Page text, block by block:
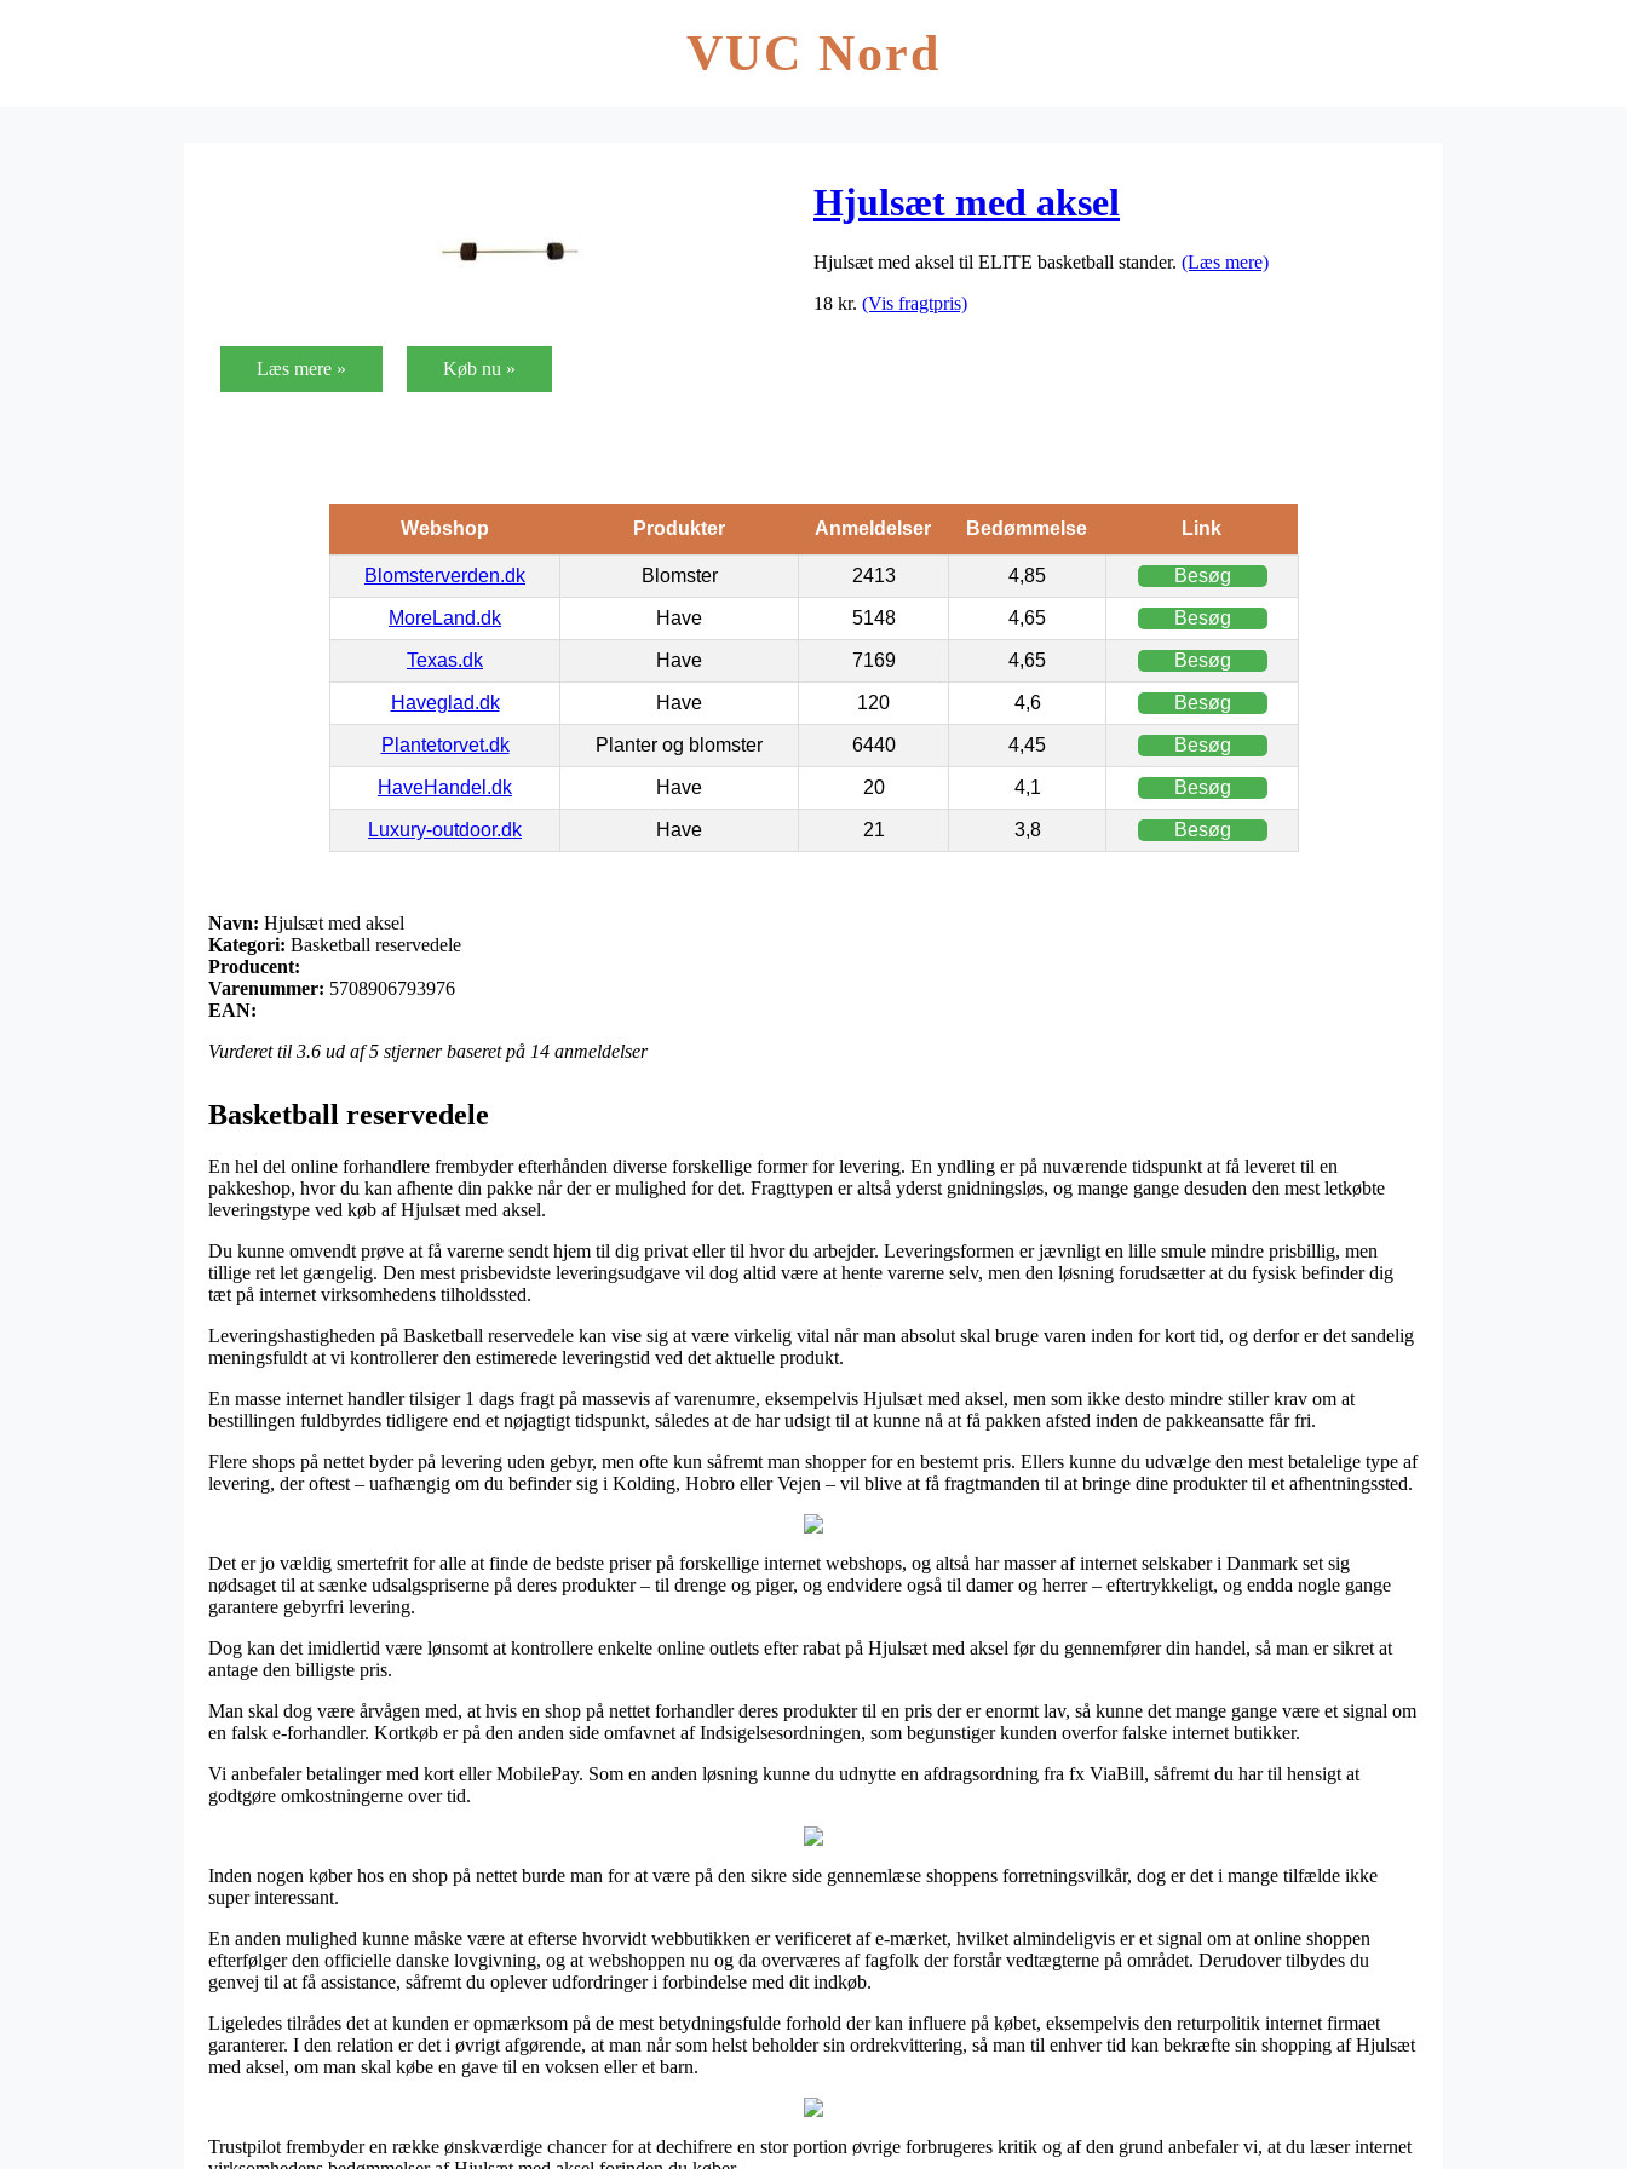
VUC Nord
Hjulsæt med aksel
Hjulsæt med aksel til ELITE basketball stander. (Læs mere)
18 kr. (Vis fragtpris)
Læs mere » Køb nu »
Webshop Produkter Anmeldelser Bedømmelse Link
Blomsterverden.dk Blomster 2413 4,85 Besøg
MoreLand.dk Have 5148 4,65 Besøg
Texas.dk Have 7169 4,65 Besøg
Haveglad.dk Have 120 4,6 Besøg
Plantetorvet.dk Planter og blomster 6440 4,45 Besøg
HaveHandel.dk Have 20 4,1 Besøg
Luxury-outdoor.dk Have 21 3,8 Besøg
Navn: Hjulsæt med aksel
Kategori: Basketball reservedele
Producent:
Varenummer: 5708906793976
EAN:
Vurderet til 3.6 ud af 5 stjerner baseret på 14 anmeldelser
Basketball reservedele
En hel del online forhandlere frembyder efterhånden diverse forskellige former for levering. En yndling er på nuværende tidspunkt at få leveret til en
pakkeshop, hvor du kan afhente din pakke når der er mulighed for det. Fragttypen er altså yderst gnidningsløs, og mange gange desuden den mest letkøbte
leveringstype ved køb af Hjulsæt med aksel.
Du kunne omvendt prøve at få varerne sendt hjem til dig privat eller til hvor du arbejder. Leveringsformen er jævnligt en lille smule mindre prisbillig, men
tillige ret let gængelig. Den mest prisbevidste leveringsudgave vil dog altid være at hente varerne selv, men den løsning forudsætter at du fysisk befinder dig
tæt på internet virksomhedens tilholdssted.
Leveringshastigheden på Basketball reservedele kan vise sig at være virkelig vital når man absolut skal bruge varen inden for kort tid, og derfor er det sandelig
meningsfuldt at vi kontrollerer den estimerede leveringstid ved det aktuelle produkt.
En masse internet handler tilsiger 1 dags fragt på massevis af varenumre, eksempelvis Hjulsæt med aksel, men som ikke desto mindre stiller krav om at
bestillingen fuldbyrdes tidligere end et nøjagtigt tidspunkt, således at de har udsigt til at kunne nå at få pakken afsted inden de pakkeansatte får fri.
Flere shops på nettet byder på levering uden gebyr, men ofte kun såfremt man shopper for en bestemt pris. Ellers kunne du udvælge den mest betalelige type af
levering, der oftest – uafhængig om du befinder sig i Kolding, Hobro eller Vejen – vil blive at få fragtmanden til at bringe dine produkter til et afhentningssted.
Det er jo vældig smertefrit for alle at finde de bedste priser på forskellige internet webshops, og altså har masser af internet selskaber i Danmark set sig
nødsaget til at sænke udsalgspriserne på deres produkter – til drenge og piger, og endvidere også til damer og herrer – eftertrykkeligt, og endda nogle gange
garantere gebyrfri levering.
Dog kan det imidlertid være lønsomt at kontrollere enkelte online outlets efter rabat på Hjulsæt med aksel før du gennemfører din handel, så man er sikret at
antage den billigste pris.
Man skal dog være årvågen med, at hvis en shop på nettet forhandler deres produkter til en pris der er enormt lav, så kunne det mange gange være et signal om
en falsk e-forhandler. Kortkøb er på den anden side omfavnet af Indsigelsesordningen, som begunstiger kunden overfor falske internet butikker.
Vi anbefaler betalinger med kort eller MobilePay. Som en anden løsning kunne du udnytte en afdragsordning fra fx ViaBill, såfremt du har til hensigt at
godtgøre omkostningerne over tid.
Inden nogen køber hos en shop på nettet burde man for at være på den sikre side gennemlæse shoppens forretningsvilkår, dog er det i mange tilfælde ikke
super interessant.
En anden mulighed kunne måske være at efterse hvorvidt webbutikken er verificeret af e-mærket, hvilket almindeligvis er et signal om at online shoppen
efterfølger den officielle danske lovgivning, og at webshoppen nu og da overværes af fagfolk der forstår vedtægterne på området. Derudover tilbydes du
genvej til at få assistance, såfremt du oplever udfordringer i forbindelse med dit indkøb.
Ligeledes tilrådes det at kunden er opmærksom på de mest betydningsfulde forhold der kan influere på købet, eksempelvis den returpolitik internet firmaet
garanterer. I den relation er det i øvrigt afgørende, at man når som helst beholder sin ordrekvittering, så man til enhver tid kan bekræfte sin shopping af Hjulsæt
med aksel, om man skal købe en gave til en voksen eller et barn.
Trustpilot frembyder en række ønskværdige chancer for at dechifrere en stor portion øvrige forbrugeres kritik og af den grund anbefaler vi, at du læser internet